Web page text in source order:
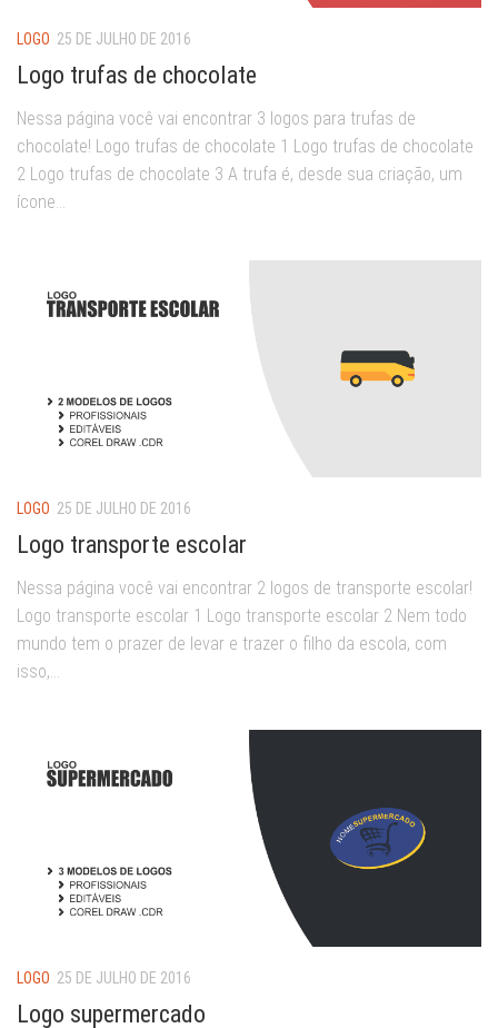
LOGO 25 DE JULHO DE 2016
Logo trufas de chocolate
Nessa página você vai encontrar 3 logos para trufas de
chocolate! Logo trufas de chocolate 1 Logo trufas de chocolate
2 Logo trufas de chocolate 3 A trufa é, desde sua criação, um
ícone...
LOGO 25 DE JULHO DE 2016
Logo transporte escolar
Nessa página você vai encontrar 2 logos de transporte escolar!
Logo transporte escolar 1 Logo transporte escolar 2 Nem todo
mundo tem o prazer de levar e trazer o filho da escola, com
isso,...
LOGO 25 DE JULHO DE 2016
Logo supermercado